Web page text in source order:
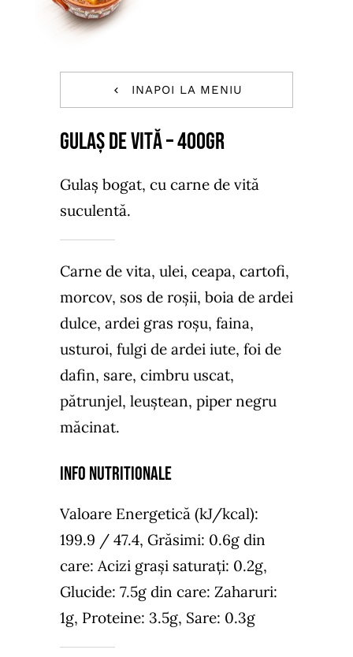
INAPOI LA MENIU
GULAȘ DE VITĂ – 400GR
Gulaș bogat, cu carne de vită
suculentă.
Carne de vita, ulei, ceapa, cartofi,
morcov, sos de roșii, boia de ardei
dulce, ardei gras roșu, faina,
usturoi, fulgi de ardei iute, foi de
dafin, sare, cimbru uscat,
pătrunjel, leuștean, piper negru
măcinat.
Info NUTRiTIONALE
Valoare Energetică (kJ/kcal):
199.9 / 47.4, Grăsimi: 0.6g din
care: Acizi grași saturați: 0.2g,
Glucide: 7.5g din care: Zaharuri:
1g, Proteine: 3.5g, Sare: 0.3g